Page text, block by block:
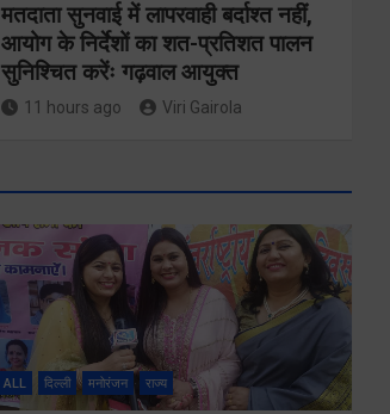
मतदाता सुनवाई में लापरवाही बर्दाश्त नहीं,
आयोग के निर्देशों का शत-प्रतिशत पालन
सुनिश्चित करेंः गढ़वाल आयुक्त
11 hours ago Viri Gairola
ALL दिल्ली मनोरंजन राज्य
कॉमनवेल्थ गेम्स
2026 के
उत्तराखंड के
पदक विजेताओं